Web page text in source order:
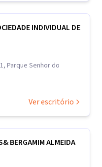
INDIVIDUAL DE
Parque Senhor do
Ver escritório
BERGAMIM ALMEIDA